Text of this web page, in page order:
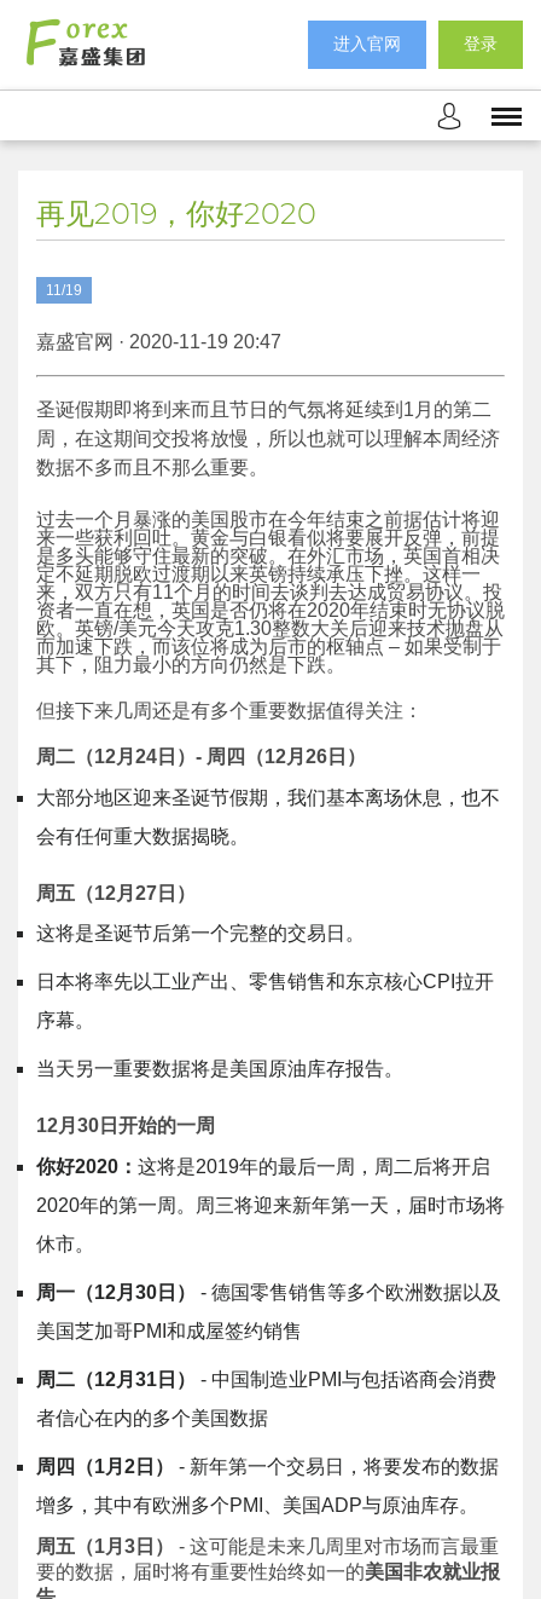
进入官网 登录
再见2019，你好2020
11/19
嘉盛官网 · 2020-11-19 20:47
圣诞假期即将到来而且节日的气氛将延续到1月的第二
周，在这期间交投将放慢，所以也就可以理解本周经济
数据不多而且不那么重要。
过去一个月暴涨的美国股市在今年结束之前据估计将迎
来一些获利回吐。黄金与白银看似将要展开反弹，前提
是多头能够守住最新的突破。在外汇市场，英国首相决
定不延期脱欧过渡期以来英镑持续承压下挫。这样一
来，双方只有11个月的时间去谈判去达成贸易协议。投
资者一直在想，英国是否仍将在2020年结束时无协议脱
欧。英镑/美元今天攻克1.30整数大关后迎来技术抛盘从
而加速下跌，而该位将成为后市的枢轴点 – 如果受制于
其下，阻力最小的方向仍然是下跌。
但接下来几周还是有多个重要数据值得关注：
周二（12月 24 日） - 周四（12月 26 日）
大部分地区迎来圣诞节假期，我们基本离场休息，也不
会有任何重大数据揭晓。
周五（12月 27 日）
这将是圣诞节后第一个完整的交易日。
日本将率先以工业产出、零售销售和东京核心CPI拉开
序幕。
当天另一重要数据将是美国原油库存报告。
12月 30 日开始的一周
你好2020 ： 这将是2019年的最后一周，周二后将开启
2020年的第一周。周三将迎来新年第一天，届时市场将
休市。
周一（12月 30 日） - 德国零售销售等多个欧洲数据以及
美国芝加哥PMI和成屋签约销售
周二（12月 31 日） - 中国制造业PMI与包括谘商会消费
者信心在内的多个美国数据
周四（1月 2 日） - 新年第一个交易日，将要发布的数据
增多，其中有欧洲多个PMI、美国ADP与原油库存。
周五（1月3日） - 这可能是未来几周里对市场而言最重
要的数据，届时将有重要性始终如一的美国非农就业报